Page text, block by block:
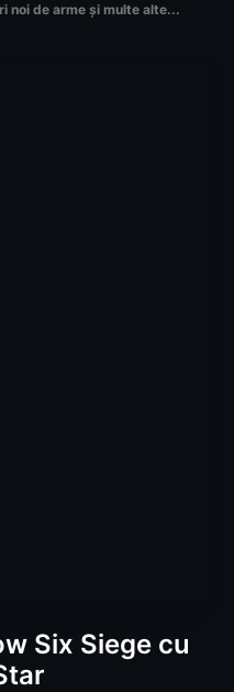
noi de arme și multe alte...
Six Siege cu